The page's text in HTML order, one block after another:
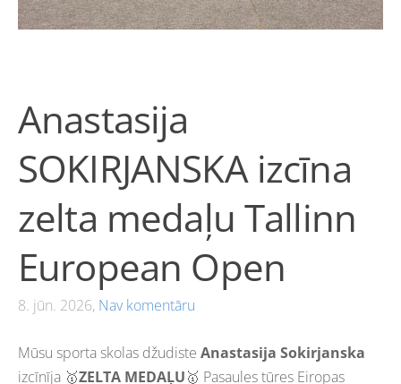
Anastasija
SOKIRJANSKA izcīna
zelta medaļu Tallinn
European Open
8. jūn. 2026, Nav komentāru
Mūsu sporta skolas džudiste Anastasija Sokirjanska
izcīnīja 🥇ZELTA MEDAĻU🥇 Pasaules tūres Eiropas